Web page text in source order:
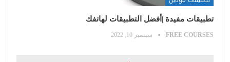
تطبيقات مفيدة |أفضل التطبيقات لهاتفك
FREE COURSES سبتمبر 10, 2022